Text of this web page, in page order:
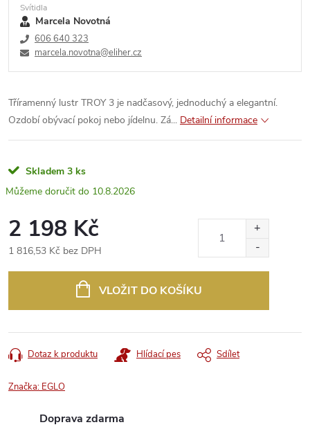
Svítidla
Marcela Novotná
606 640 323
marcela.novotna@eliher.cz
Tříramenný lustr TROY 3 je nadčasový, jednoduchý a elegantní.
Ozdobí obývací pokoj nebo jídelnu. Zá... Detailní informace
Skladem 3 ks
10.8.2026
2 198 Kč
1 816,53 Kč bez DPH
VLOŽIT DO KOŠÍKU
Dotaz k produktu Hlídací pes Sdílet
Značka: EGLO
Doprava zdarma